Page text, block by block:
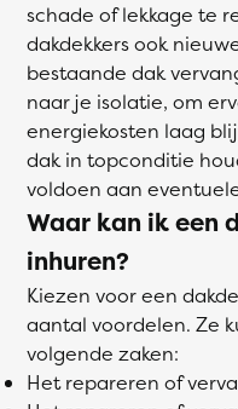
schade of lekkage te
dakdekkers ook
bestaande dak
naar je isolatie, om
energiekosten laag
dak in topconditie
voldoen aan
Waar kan ik een
inhuren?
Kiezen voor een
aantal voordelen. Ze
volgende zaken:
Het repareren of